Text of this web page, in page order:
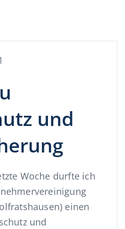
und
Woche durfte ich
einen
und